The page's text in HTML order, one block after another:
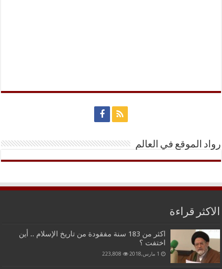
رواد الموقع في العالم
الاكثر قراءة
اكثر من 183 سنة مفقودة من تاريخ الإسلام .. أين
اختفت ؟
1 مارس,2018 223,808